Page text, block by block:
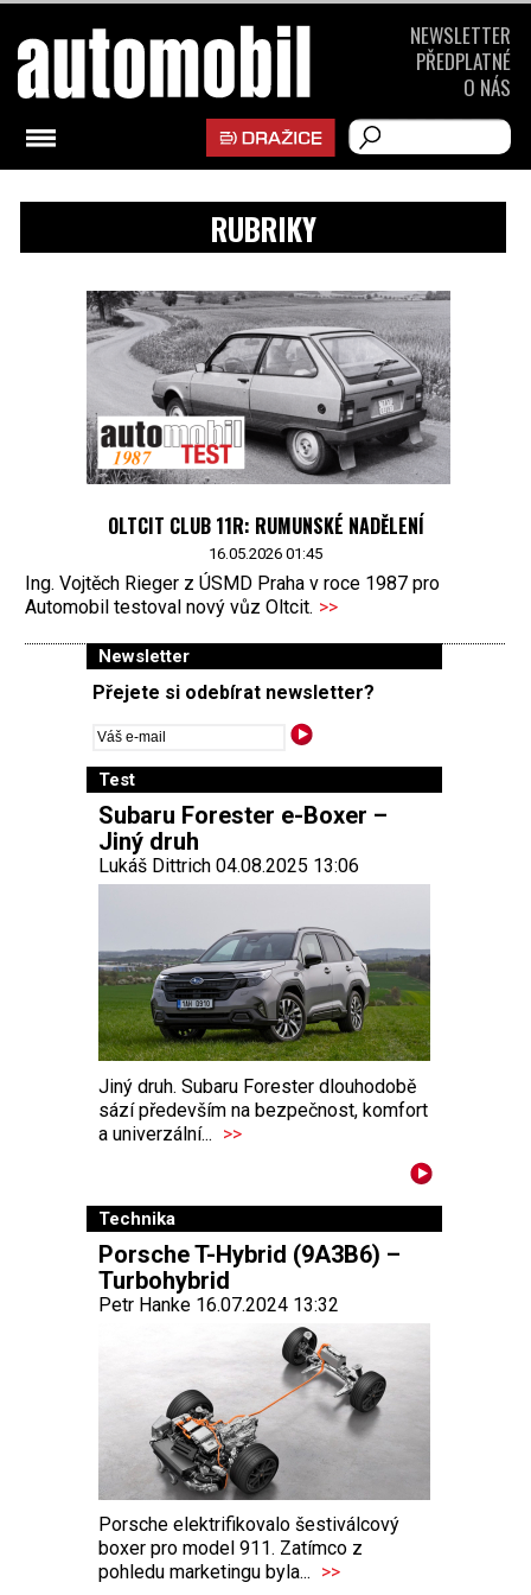
RUBRIKY
OLTCIT CLUB 11R: RUMUNSKÉ NADĚLENÍ
16.05.2026 01:45
Ing. Vojtěch Rieger z ÚSMD Praha v roce 1987 pro
Automobil testoval nový vůz Oltcit. >>
Newsletter
Přejete si odebírat newsletter?
Test
Subaru Forester e-Boxer –
Jiný druh
Lukáš Dittrich 04.08.2025 13:06
Jiný druh. Subaru Forester dlouhodobě
sází především na bezpečnost, komfort
a univerzální... >>
Technika
Porsche T-Hybrid (9A3B6) –
Turbohybrid
Petr Hanke 16.07.2024 13:32
Porsche elektrifikovalo šestiválcový
boxer pro model 911. Zatímco z
pohledu marketingu byla... >>
NEWSLETTER
PŘEDPLATNÉ
O NÁS